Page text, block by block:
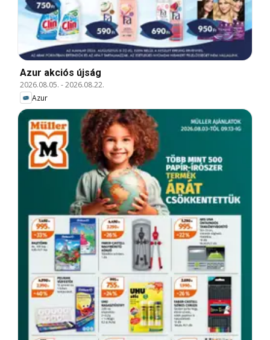
Azur akciós újság
2026.08.05. -2026.08.22.
Azur